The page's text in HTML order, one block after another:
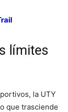
límites
la UTY
que trasciende